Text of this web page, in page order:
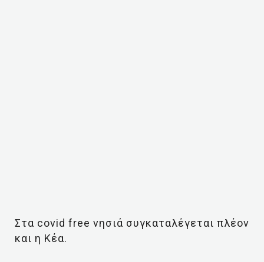
Στα covid free νησιά συγκαταλέγεται πλέον
και η Κέα.